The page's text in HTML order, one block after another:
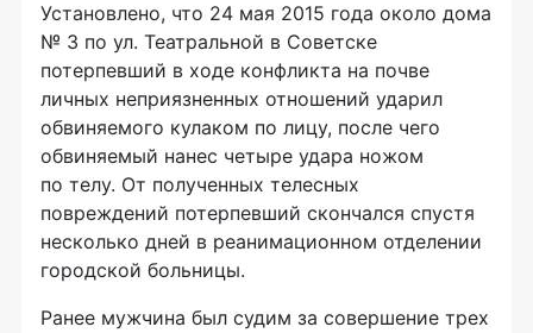
Установлено, что 24 мая 2015 года около дома
№ 3 по ул. Театральной в Советске
потерпевший в ходе конфликта на почве
личных неприязненных отношений ударил
обвиняемого кулаком по лицу, после чего
обвиняемый нанес четыре удара ножом
по телу. От полученных телесных
повреждений потерпевший скончался спустя
несколько дней в реанимационном отделении
городской больницы.
Ранее мужчина был судим за совершение трех